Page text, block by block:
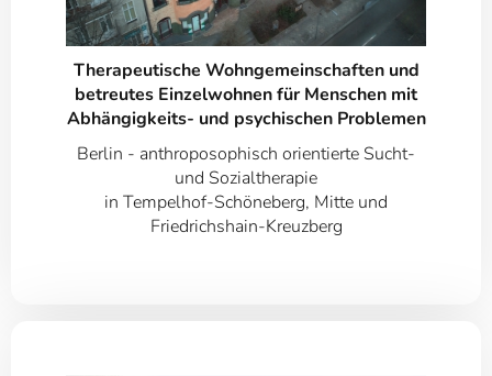
Therapeutische Wohngemeinschaften und
betreutes Einzelwohnen für Menschen mit
Abhängigkeits- und psychischen Problemen
Berlin - anthroposophisch orientierte Sucht-
und Sozialtherapie
in Tempelhof-Schöneberg, Mitte und
Friedrichshain-Kreuzberg